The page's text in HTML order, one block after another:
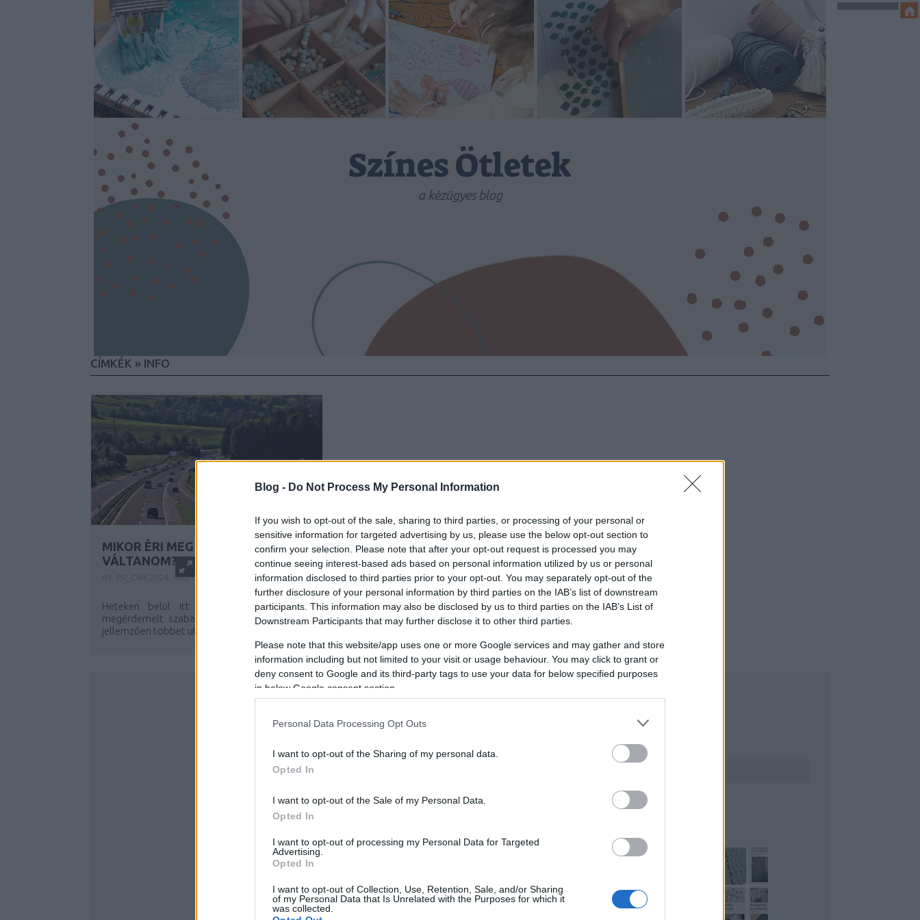
Blog - Do Not Process My Personal Information
If you wish to opt-out of the sale, sharing to third parties, or processing of your personal or
sensitive information for targeted advertising by us, please use the below opt-out section to
confirm your selection. Please note that after your opt-out request is processed you may
continue seeing interest-based ads based on personal information utilized by us or personal
information disclosed to third parties prior to your opt-out. You may separately opt-out of the
further disclosure of your personal information by third parties on the IAB’s list of downstream
participants. This information may also be disclosed by us to third parties on the IAB’s List of
Downstream Participants that may further disclose it to other third parties.
Please note that this website/app uses one or more Google services and may gather and store
information including but not limited to your visit or usage behaviour. You may click to grant or
deny consent to Google and its third-party tags to use your data for below specified purposes
in below Google consent section.
Personal Data Processing Opt Outs
I want to opt-out of the Sharing of my personal data.
Opted In
I want to opt-out of the Sale of my Personal Data.
Opted In
I want to opt-out of processing my Personal Data for Targeted
Advertising.
Opted In
I want to opt-out of Collection, Use, Retention, Sale, and/or Sharing
of my Personal Data that Is Unrelated with the Purposes for which it
was collected.
Színes Ötletek
a kézügyes blog
CÍMKÉK » INFO
MIKOR ÉRI MEG MEGYEI MATRICÁT
VÁLTANOM?
2024. MÁJ 15.
Heteken belül itt a nyár, és vele a jól
megérdemelt szabadságolási szezon, amikor
jellemzően többet utazunk országhatárokon...
KERESÉS